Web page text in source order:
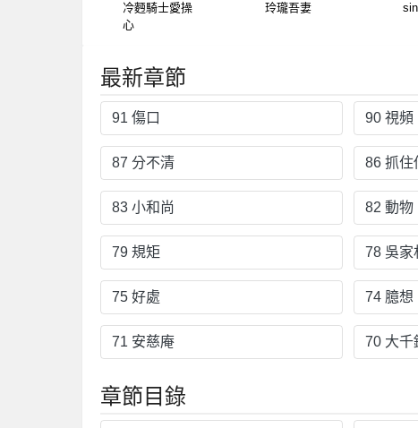
冷麪騎士愛操
心
玲瓏吾妻
最新章節
91 傷口 90 視頻
87 分不清 86 抓住
83 小和尚 82 動物
79 規矩 78 吳家
75 好處 74 臆想
71 安慈庵 70 大千
章節目錄